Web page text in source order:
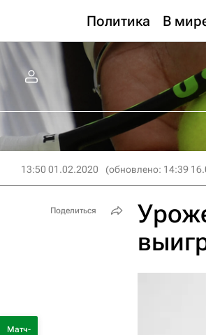
Политика В
13:50 01.02.2020 (обновлено: 14:39
Поделиться
Матч-